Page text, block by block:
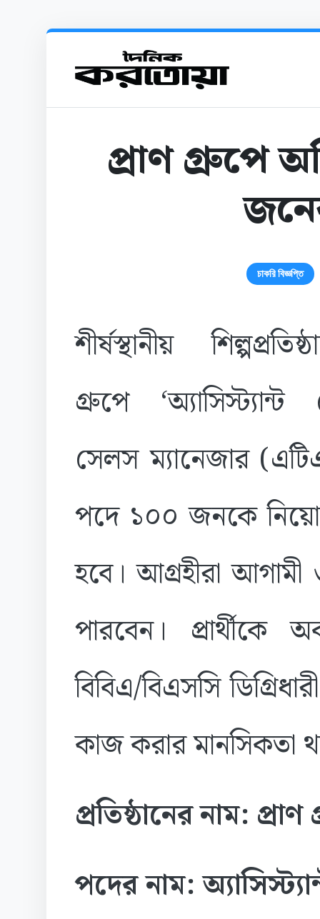
প্রাণ গ্রুপে
চাকরি বিজ্ঞপ্তি
শীর্ষস্থানীয়
গ্রুপে ‘অ্যাসিস্ট্যান্ট
সেলস ম্যানেজার
পদে ১০০ জনকে
হবে। আগ্রহীরা
পারবেন।
বিবিএ/বিএসসি
কাজ করার মানসিকতা
প্রতিষ্ঠানের নাম:
পদের নাম: